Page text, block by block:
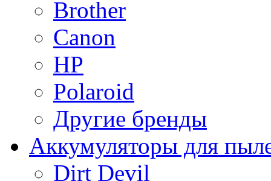
Brother
Canon
HP
Polaroid
Другие бренды
Аккумуляторы для
Dirt Devil